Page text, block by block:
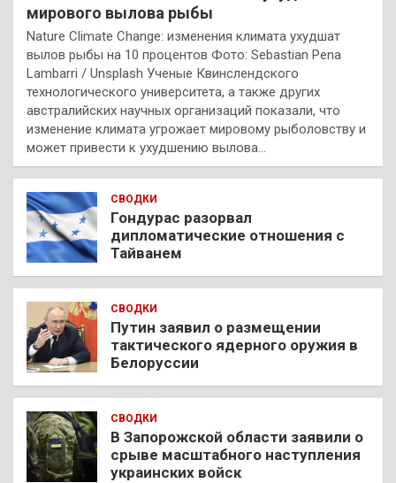
мирового вылова рыбы
Nature Climate Change: изменения климата ухудшат
вылов рыбы на 10 процентов Фото: Sebastian Pena
Lambarri / Unsplash Ученые Квинслендского
технологического университета, а также других
австралийских научных организаций показали, что
изменение климата угрожает мировому рыболовству и
может привести к ухудшению вылова…
СВОДКИ
Гондурас разорвал
дипломатические отношения с
Тайванем
СВОДКИ
Путин заявил о размещении
тактического ядерного оружия в
Белоруссии
СВОДКИ
В Запорожской области заявили о
срыве масштабного наступления
украинских войск